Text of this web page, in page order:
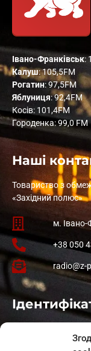
Івано-Франківськ:
Калуш: 105,5FM
Рогатин: 97,5FM
Яблуниця: 92,4FM
Косів: 101,4FM
Городенка: 99,0 FM
Наші
Товариство з
«Західний полюс»
м. Івано-
+38 050
radio@z-
: L11-01410